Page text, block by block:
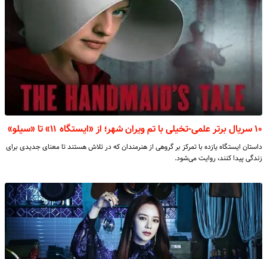
۱۰ سریال برتر علمی-تخیلی با تم ویران شهر؛ از «ایستگاه ۱۱» تا «سیلو»
داستان ایستگاه یازده با تمرکز بر گروهی از هنرمندان که در تلاش هستند تا معنای جدیدی برای
زندگی پیدا کنند، روایت می‌شود.